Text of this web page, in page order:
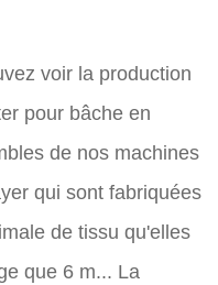
voir la production
pour bâche en
de nos machines
qui sont fabriquées
de tissu qu'elles
que 6 m... La